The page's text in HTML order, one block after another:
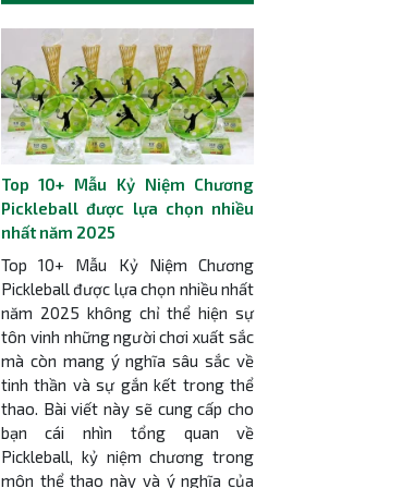
Top 10+ Mẫu Kỷ Niệm Chương
Pickleball được lựa chọn nhiều
nhất năm 2025
Top 10+ Mẫu Kỷ Niệm Chương
Pickleball được lựa chọn nhiều nhất
năm 2025 không chỉ thể hiện sự
tôn vinh những người chơi xuất sắc
mà còn mang ý nghĩa sâu sắc về
tinh thần và sự gắn kết trong thể
thao. Bài viết này sẽ cung cấp cho
bạn cái nhìn tổng quan về
Pickleball, kỷ niệm chương trong
môn thể thao này và ý nghĩa của